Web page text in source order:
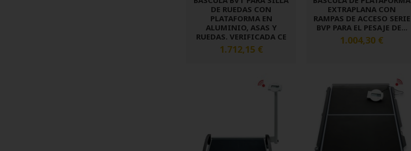
DE RUEDAS CON
PLATAFORMA EN
ALUMINIO, ASAS Y
RUEDAS. VERIFICADA CE
1.712,15 €
EXTRAPLANA CON
RAMPAS DE ACCESO SERIE
BVP PARA EL PESAJE DE...
1.004,30 €